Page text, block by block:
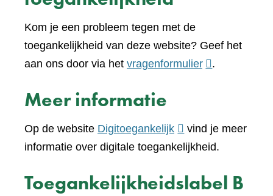
Kom je een probleem tegen met de
toegankelijkheid van deze website? Geef het
aan ons door via het vragenformulier(verwijst
website)
.
Meer informatie
Op de website Digitoegankelijk(verwijst
naar
andere
vind je meer
informatie over digitale toegankelijkheid.
Toegankelijkheidslabel B